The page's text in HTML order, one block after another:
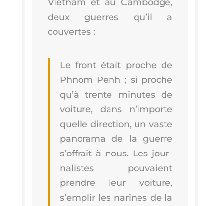
Viet­nam et au Cam­bodge,
deux guerres qu’il a
couvertes :
Le front était proche de
Phnom Penh ; si proche
qu’à trente minutes de
voi­ture, dans n’im­porte
quelle direc­tion, un vaste
pano­ra­ma de la guerre
s’of­frait à nous. Les jour­
na­listes pou­vaient
prendre leur voi­ture,
s’emplir les narines de la